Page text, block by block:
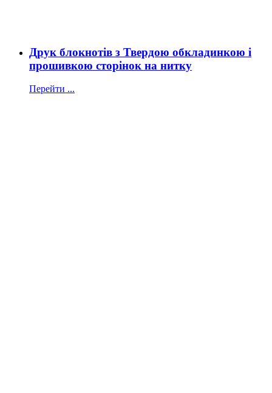
Друк блокнотів з Твердою обкладинкою і
прошивкою сторінок на нитку
Перейти ...